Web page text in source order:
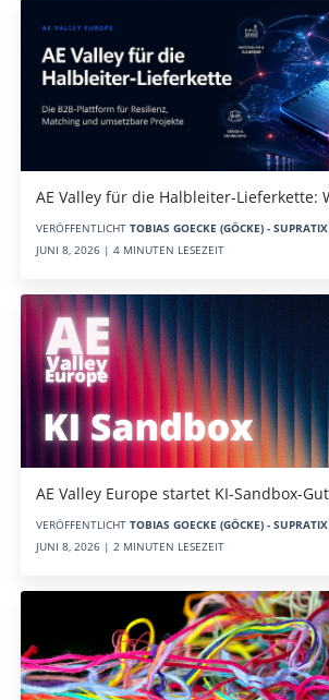
AE Valley für die Halbleiter-Lieferkette:
VERÖFFENTLICHT TOBIAS GOECKE (GÖCKE) -
JUNI 8, 2026 | 4 MINUTEN LESEZEIT
AE Valley Europe startet KI-Sandbox-
VERÖFFENTLICHT TOBIAS GOECKE (GÖCKE) -
JUNI 8, 2026 | 2 MINUTEN LESEZEIT